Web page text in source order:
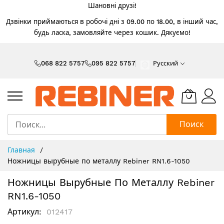
Шановні друзі!
Дзвінки приймаються в робочі дні з 09.00 по 18.00, в інший час,
будь ласка, замовляйте через кошик. Дякуємо!
068 822 5757 095 822 5757 Русский
Поиск
Главная
Ножницы вырубные по металлу Rebiner RN1.6-1050
Ножницы Вырубные По Металлу Rebiner
RN1.6-1050
Артикул 012417